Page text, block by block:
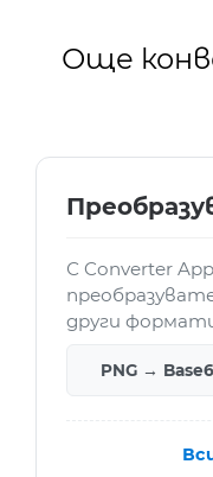
Още
С Converter
други
PNG →